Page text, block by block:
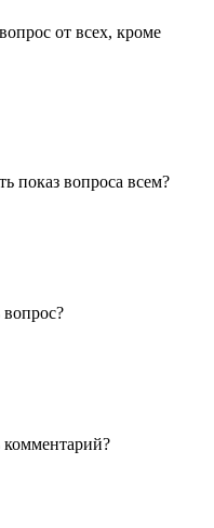
от всех, кроме
показ вопроса всем?
комментарий?